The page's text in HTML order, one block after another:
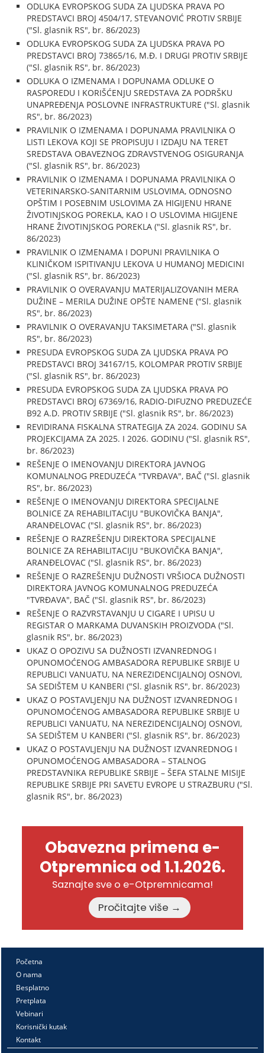
ODLUKA EVROPSKOG SUDA ZA LJUDSKA PRAVA PO
PREDSTAVCI BROJ 4504/17, STEVANOVIĆ PROTIV SRBIJE
("Sl. glasnik RS", br. 86/2023)
ODLUKA EVROPSKOG SUDA ZA LJUDSKA PRAVA PO
PREDSTAVCI BROJ 73865/16, M.Đ. I DRUGI PROTIV SRBIJE
("Sl. glasnik RS", br. 86/2023)
ODLUKA O IZMENAMA I DOPUNAMA ODLUKE O
RASPOREDU I KORIŠĆENJU SREDSTAVA ZA PODRŠKU
UNAPREĐENJA POSLOVNE INFRASTRUKTURE ("Sl. glasnik
RS", br. 86/2023)
PRAVILNIK O IZMENAMA I DOPUNAMA PRAVILNIKA O
LISTI LEKOVA KOJI SE PROPISUJU I IZDAJU NA TERET
SREDSTAVA OBAVEZNOG ZDRAVSTVENOG OSIGURANJA
("Sl. glasnik RS", br. 86/2023)
PRAVILNIK O IZMENAMA I DOPUNAMA PRAVILNIKA O
VETERINARSKO-SANITARNIM USLOVIMA, ODNOSNO
OPŠTIM I POSEBNIM USLOVIMA ZA HIGIJENU HRANE
ŽIVOTINJSKOG POREKLA, KAO I O USLOVIMA HIGIJENE
HRANE ŽIVOTINJSKOG POREKLA ("Sl. glasnik RS", br.
86/2023)
PRAVILNIK O IZMENAMA I DOPUNI PRAVILNIKA O
KLINIČKOM ISPITIVANJU LEKOVA U HUMANOJ MEDICINI
("Sl. glasnik RS", br. 86/2023)
PRAVILNIK O OVERAVANJU MATERIJALIZOVANIH MERA
DUŽINE – MERILA DUŽINE OPŠTE NAMENE ("Sl. glasnik
RS", br. 86/2023)
PRAVILNIK O OVERAVANJU TAKSIMETARA ("Sl. glasnik
RS", br. 86/2023)
PRESUDA EVROPSKOG SUDA ZA LJUDSKA PRAVA PO
PREDSTAVCI BROJ 34167/15, KOLOMPAR PROTIV SRBIJE
("Sl. glasnik RS", br. 86/2023)
PRESUDA EVROPSKOG SUDA ZA LJUDSKA PRAVA PO
PREDSTAVCI BROJ 67369/16, RADIO-DIFUZNO PREDUZEĆE
B92 A.D. PROTIV SRBIJE ("Sl. glasnik RS", br. 86/2023)
REVIDIRANA FISKALNA STRATEGIJA ZA 2024. GODINU SA
PROJEKCIJAMA ZA 2025. I 2026. GODINU ("Sl. glasnik RS",
br. 86/2023)
REŠENJE O IMENOVANJU DIREKTORA JAVNOG
KOMUNALNOG PREDUZEĆA "TVRĐAVA", BAČ ("Sl. glasnik
RS", br. 86/2023)
REŠENJE O IMENOVANJU DIREKTORA SPECIJALNE
BOLNICE ZA REHABILITACIJU "BUKOVIČKA BANJA",
ARANĐELOVAC ("Sl. glasnik RS", br. 86/2023)
REŠENJE O RAZREŠENJU DIREKTORA SPECIJALNE
BOLNICE ZA REHABILITACIJU "BUKOVIČKA BANJA",
ARANĐELOVAC ("Sl. glasnik RS", br. 86/2023)
REŠENJE O RAZREŠENJU DUŽNOSTI VRŠIOCA DUŽNOSTI
DIREKTORA JAVNOG KOMUNALNOG PREDUZEĆA
"TVRĐAVA", BAČ ("Sl. glasnik RS", br. 86/2023)
REŠENJE O RAZVRSTAVANJU U CIGARE I UPISU U
REGISTAR O MARKAMA DUVANSKIH PROIZVODA ("Sl.
glasnik RS", br. 86/2023)
UKAZ O OPOZIVU SA DUŽNOSTI IZVANREDNOG I
OPUNOMOĆENOG AMBASADORA REPUBLIKE SRBIJE U
REPUBLICI VANUATU, NA NEREZIDENCIJALNOJ OSNOVI,
SA SEDIŠTEM U KANBERI ("Sl. glasnik RS", br. 86/2023)
UKAZ O POSTAVLJENJU NA DUŽNOST IZVANREDNOG I
OPUNOMOĆENOG AMBASADORA REPUBLIKE SRBIJE U
REPUBLICI VANUATU, NA NEREZIDENCIJALNOJ OSNOVI,
SA SEDIŠTEM U KANBERI ("Sl. glasnik RS", br. 86/2023)
UKAZ O POSTAVLJENJU NA DUŽNOST IZVANREDNOG I
OPUNOMOĆENOG AMBASADORA – STALNOG
PREDSTAVNIKA REPUBLIKE SRBIJE – ŠEFA STALNE MISIJE
REPUBLIKE SRBIJE PRI SAVETU EVROPE U STRAZBURU ("Sl.
glasnik RS", br. 86/2023)
Obavezna primena e-
Otpremnica od 1.1.2026.
Saznajte sve o e-Otpremnicama!
Pročitajte više →
Početna
O nama
Besplatno
Pretplata
Vebinari
Korisnički kutak
Kontakt